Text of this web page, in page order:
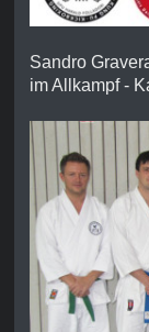
Sandro
im Allkampf -